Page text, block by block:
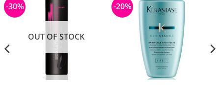
-30%
OUT OF STOCK
-20%